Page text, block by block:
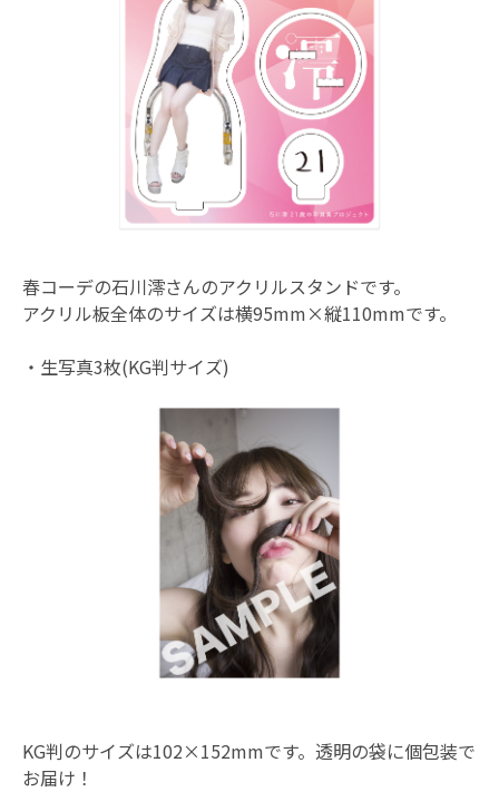
春コーデの石川澪さんのアクリルスタンドです。
アクリル板全体のサイズは横95mm×縦110mmです。
・生写真3枚(KG判サイズ)
KG判のサイズは102×152mmです。透明の袋に個包装で
お届け！